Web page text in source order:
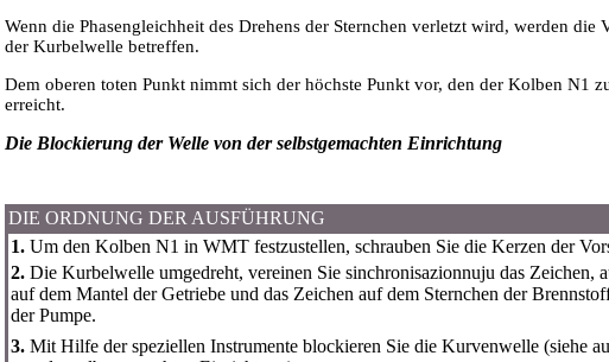
Wenn die Phasengleichheit des Drehens der Sternchen verletzt wird, werden die
der Kurbelwelle betreffen.
Dem oberen toten Punkt nimmt sich der höchste Punkt vor, den der Kolben N1
erreicht.
Die Blockierung der Welle von der selbstgemachten Einrichtung
DIE ORDNUNG DER AUSFÜHRUNG
1. Um den Kolben N1 in WMT festzustellen, schrauben Sie die Kerzen der
2. Die Kurbelwelle umgedreht, vereinen Sie sinchronisazionnuju das Zeichen,
auf dem Mantel der Getriebe und das Zeichen auf dem Sternchen der
der Pumpe.
3. Mit Hilfe der speziellen Instrumente blockieren Sie die Kurvenwelle (siehe